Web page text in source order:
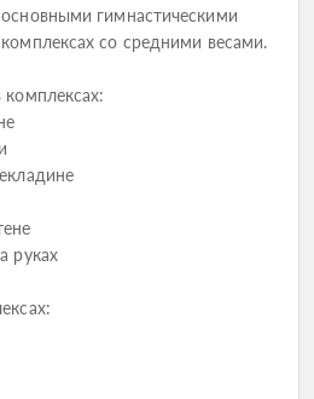
гимнастическими
со средними весами.
комплексах:
руках